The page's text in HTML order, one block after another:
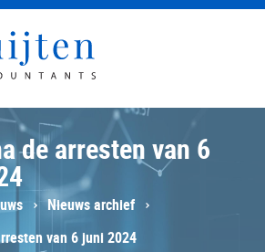
de arresten van 6
Nieuws archief
van 6 juni 2024